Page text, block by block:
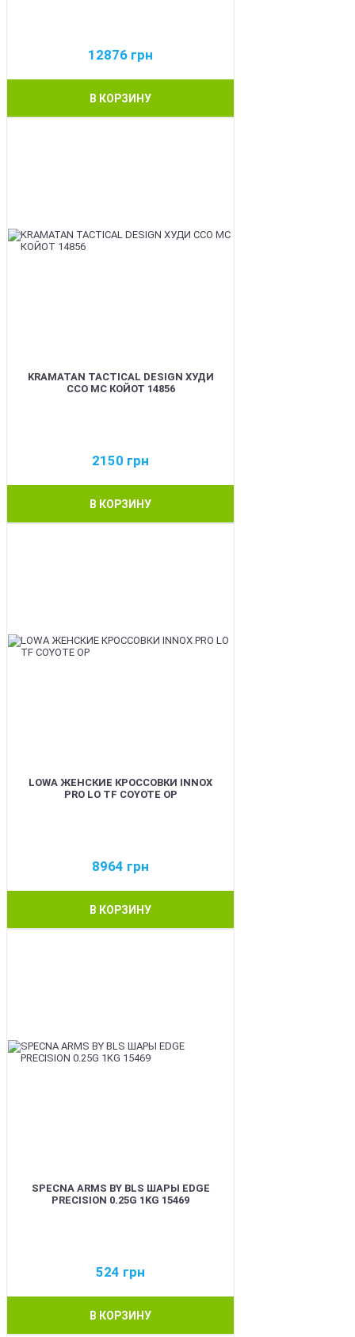
12876 грн
В КОРЗИНУ
KRAMATAN TACTICAL DESIGN ХУДИ
ССО МС КОЙОТ 14856
2150 грн
В КОРЗИНУ
LOWA ЖЕНСКИЕ КРОССОВКИ INNOX
PRO LO TF COYOTE OP
8964 грн
В КОРЗИНУ
SPECNA ARMS BY BLS ШАРЫ EDGE
PRECISION 0.25G 1KG 15469
524 грн
В КОРЗИНУ